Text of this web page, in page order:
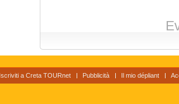
Iscriviti a Creta TOURnet Pubblicità Il mio dépliant